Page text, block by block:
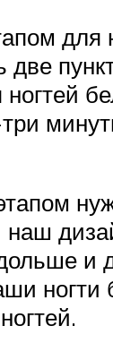
для
две
и
ногти